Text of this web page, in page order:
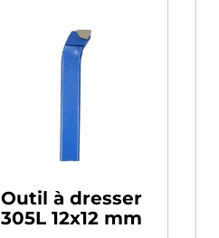
Outil à dresser
305L 12x12 mm